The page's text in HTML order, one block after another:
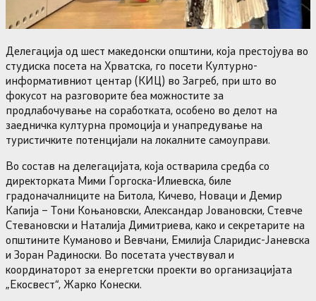
Делегација од шест македонски општини, која престојува во
студиска посета на Хрватска, го посети Културно-
информативниот центар (КИЦ) во Загреб, при што во
фокусот на разговорите беа можностите за
продлабочување на соработката, особено во делот на
заедничка културна промоција и унапредување на
туристичките потенцијали на локалните самоуправи.
Во состав на делегацијата, која остварила средба со
директорката Мими Ѓоргоска-Илиевска, биле
градоначалниците на Битола, Кичево, Новаци и Демир
Капија – Тони Коњановски, Александар Јовановски, Стевче
Стевановски и Наталија Димитриева, како и секретарите на
општините Куманово и Вевчани, Емилија Сларидис-Јаневска
и Зоран Радиноски. Во посетата учествувал и
координаторот за енергетски проекти во организацијата
„Екосвест“, Жарко Конески.